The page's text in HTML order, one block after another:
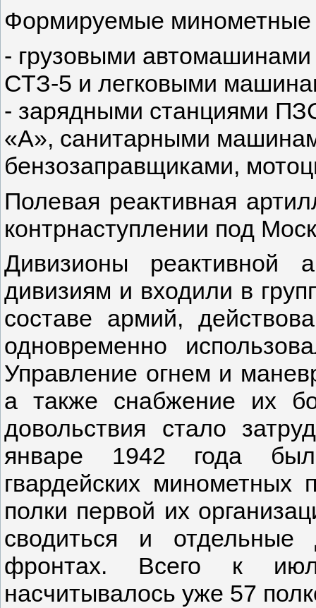
Формируемые минометные
- грузовыми
СТЗ-5 и легковыми
- зарядными станциями
«А», санитарными
бензозаправщиками,
Полевая реактивная
контрнаступлении под
Дивизионы реактивной
дивизиям и входили в
составе армий,
одновременно
Управление огнем и
а также снабжение их
довольствия стало
январе 1942 года
гвардейских минометных
полки первой их
сводиться и отдельные
фронтах. Всего к
насчитывалось уже 57